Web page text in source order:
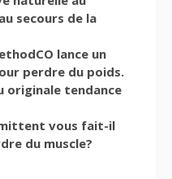
secours de la
lance un
perdre du poids.
originale tendance
vous fait-il
du muscle?